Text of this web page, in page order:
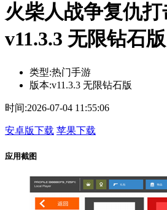
火柴人战争复仇
v11.3.3 无限钻石版
类型:热门手游
版本:v11.3.3 无限钻石版
时间:2026-07-04 11:55:06
安卓版下载 苹果下载
应用截图